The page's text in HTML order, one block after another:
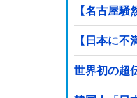
【名古屋
【日本に
世界初の超